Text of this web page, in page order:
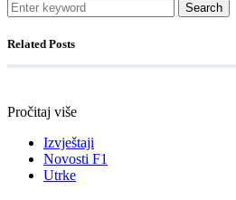
Search
Related Posts
Pročitaj više
Izvještaji
Novosti F1
Utrke